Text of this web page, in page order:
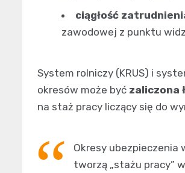
ciągłość
zawodowej z punktu
System rolniczy (KRUS) i
okresów może być zaliczona
na staż pracy liczący się do
Okresy ubezpieczenia
tworzą „stażu pracy”